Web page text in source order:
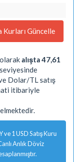
Kurları Güncelle
alışta 47,61
seviyesinde
Dolar/TL satış
itibariyle
ve 1 USD Satış Kuru
Anlık Döviz